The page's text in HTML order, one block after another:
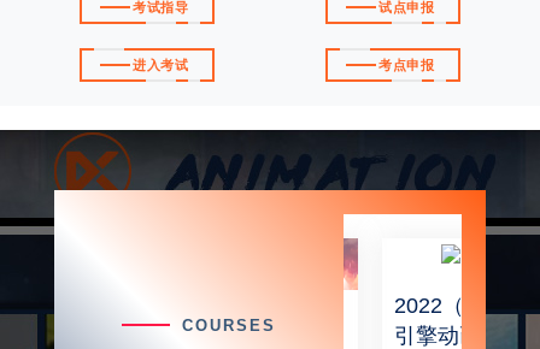
考试指导
进入考试
试点申报
考点申报
COURSES
概念设计真
2022（上）
引擎动画真